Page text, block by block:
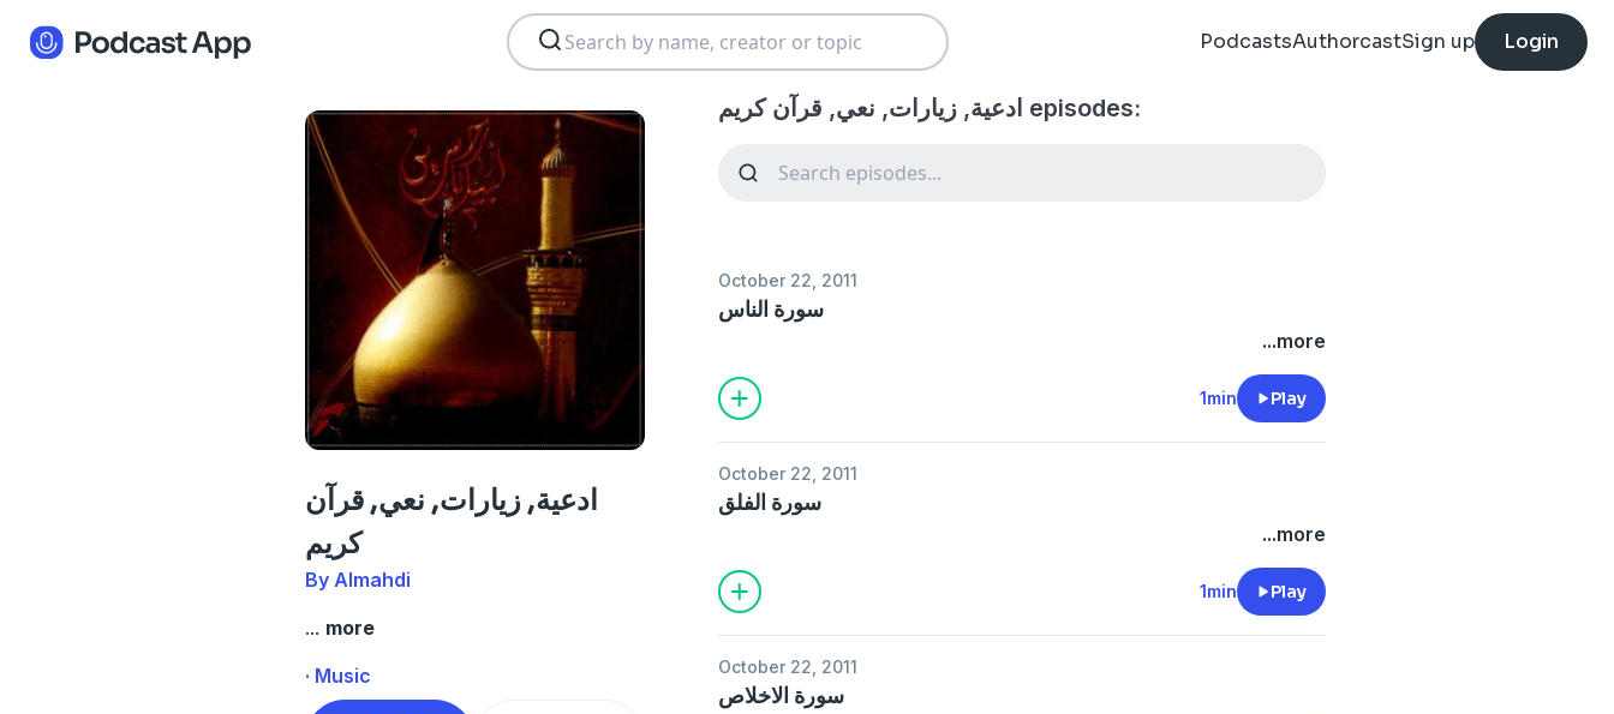
PodcastsAuthorcastSign up Login
ادعية, زيارات, نعي, قرآن
كريم
By Almahdi
... more
· Music
ادعية, زيارات, نعي, قرآن كريم episodes:
October 22, 2011
سورة الناس
...more
1min Play
October 22, 2011
سورة الفلق
...more
1min Play
October 22, 2011
سورة الاخلاص